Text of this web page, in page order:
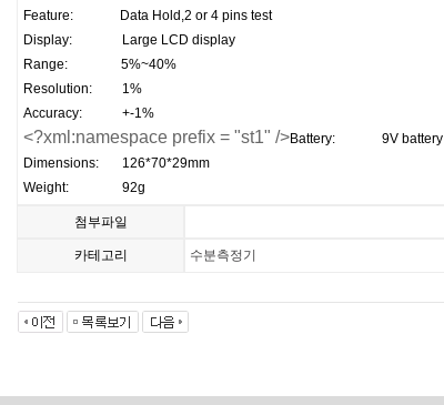
Feature:
Data Hold,2 or 4 pins test
Display:
Large LCD display
Range:
5%~40%
Resolution:
1%
Accuracy:
+-1%
<?xml:namespace prefix = "st1" />Battery:
9V battery
Dimensions:
126*70*29mm
Weight:
92g
첨부파일
카테고리 수분측정기